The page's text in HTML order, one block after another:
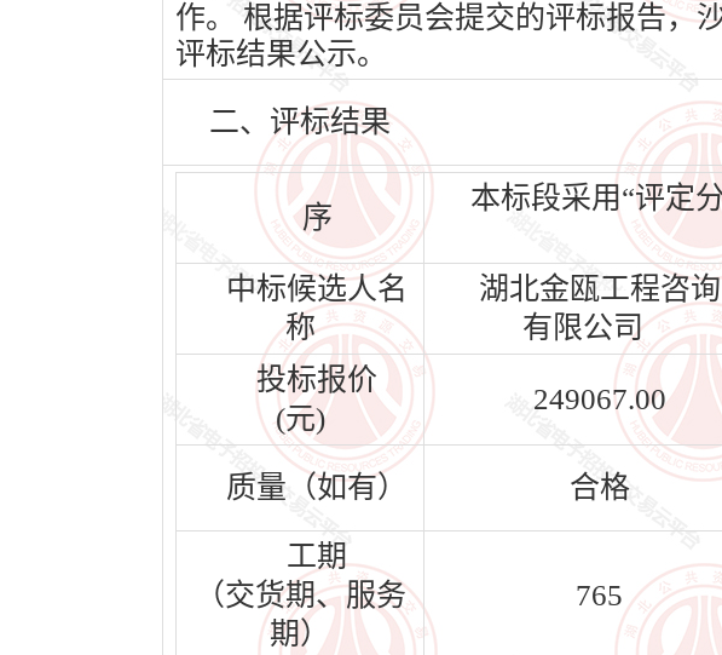
作。 根据评标委员会提交的评标报告，
评标结果公示。
二、评标结果
序
本标段采用“评定
中标候选人名
称
湖北金瓯工程咨询
有限公司
投标报价
(元)
249067.00
质量（如有） 合格
工期
（交货期、服务
期）
765